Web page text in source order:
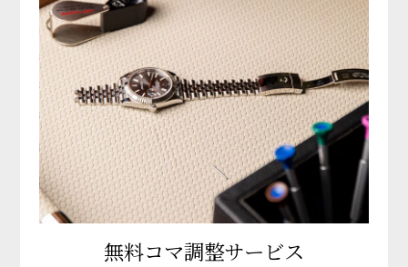
無料コマ調整サービス